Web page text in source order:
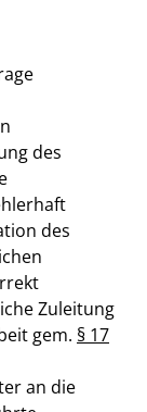
des
des
Zuleitung
gem. § 17
an die